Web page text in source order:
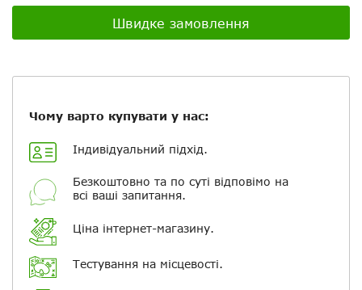
Швидке замовлення
Чому варто купувати у нас:
Індивідуальний підхід.
Безкоштовно та по суті відповімо на
всі ваші запитання.
Ціна інтернет-магазину.
Тестування на місцевості.
Ваше ім'я
Електронна пошта